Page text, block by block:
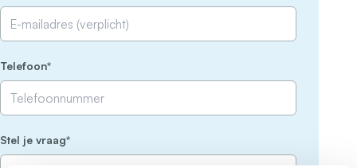
Telefoon
Stel je vraag